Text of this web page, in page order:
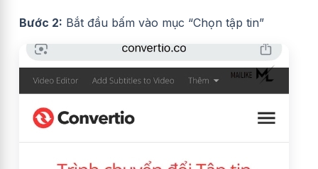
Bước 2: Bắt đầu bấm vào mục “Chọn tập tin”